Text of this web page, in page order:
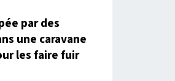
par des
une caravane
les faire fuir